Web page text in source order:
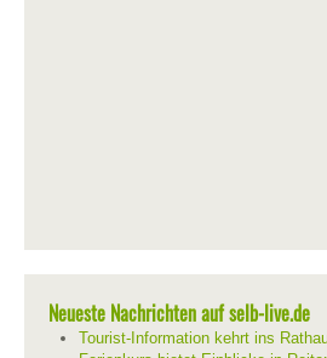
Neueste Nachrichten auf selb-live.de
Tourist-Information kehrt ins